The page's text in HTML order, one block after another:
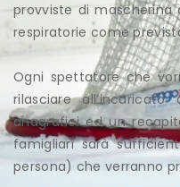
provviste di mascherina
respiratorie come
Ogni spettatore che
rilasciare
anagrafici ed un
famigliari sarà
persona) che verranno